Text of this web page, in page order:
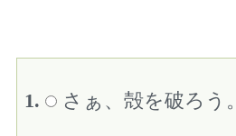
1. さぁ、殻を破ろう。